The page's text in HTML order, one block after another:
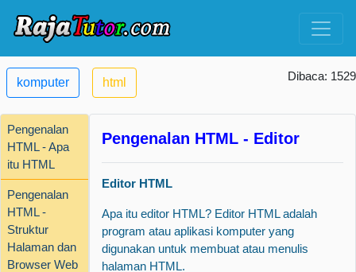
komputer html Dibaca: 1529
Pengenalan
HTML - Apa
itu HTML
Pengenalan
HTML -
Struktur
Halaman dan
Browser Web
Pengenalan HTML - Editor
Editor HTML
Apa itu editor HTML? Editor HTML adalah
program atau aplikasi komputer yang
digunakan untuk membuat atau menulis
halaman HTML.